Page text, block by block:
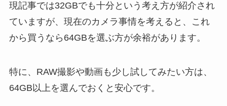
現記事では32GBでも十分という考え方が紹介され
ていますが、現在のカメラ事情を考えると、これ
から買うなら64GBを選ぶ方が余裕があります。
特に、RAW撮影や動画も少し試してみたい方は、
64GB以上を選んでおくと安心です。